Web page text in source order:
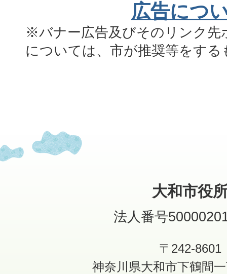
広告につ
※バナー広告及びそのリンク先
については、市が推奨等をす
大和市役
法人番号
〒242-8601
神奈川県大和市下鶴間